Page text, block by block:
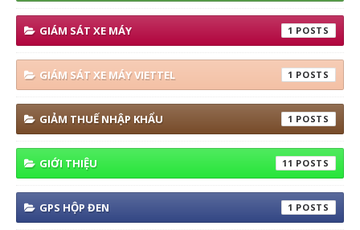
GIÁM SÁT XE MÁY 1
GIÁM SÁT XE MÁY VIETTEL 1
GIẢM THUẾ NHẬP KHẨU 1
GIỚI THIỆU 11
GPS HỘP ĐEN 1